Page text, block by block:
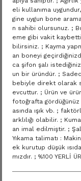
eli kullanıma
gine uygun bone
n sahibi olursunuz. ;
eme gibi vakit
bilirsiniz. ; Kayma
an boneyi
ca şifon şalı
un bir üründür. ;
bebiyle direkt olarak
evcuttur. ; Ürün ve
fotoğrafta
asında ışık vb. ;
arklılığı olabilir. ;
an imal edilmiştir. ;
Yıkama talimatı :
ek kurutup düşük
mızdır. ; %100 YERLİ